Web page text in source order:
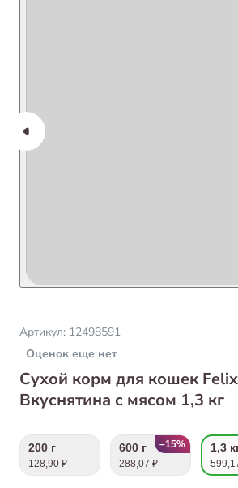
Артикул: 12498591
Оценок еще нет
Сухой корм для кошек
Вкуснятина с мясом 1,3 кг
200 г
128,90 ₽
–15%
600 г
288,07 ₽
1,3